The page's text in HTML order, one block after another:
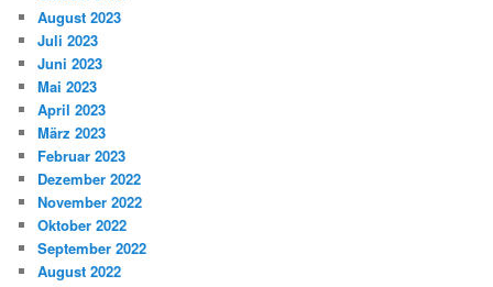
August 2023
Juli 2023
Juni 2023
Mai 2023
April 2023
März 2023
Februar 2023
Dezember 2022
November 2022
Oktober 2022
September 2022
August 2022